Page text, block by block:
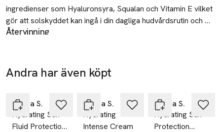
ingredienser som Hyaluronsyra, Squalan och Vitamin E vilket
gör att solskyddet kan ingå i din dagliga hudvårdsrutin och
ersätta din vanliga dagkräm när du behöver ett högre SPF.
vattenresistenta formuleringen gör att den passar bra att
använda om du ska sporta och svettas utomhus.
Återvinning
Apply generously before sun exposure. Reapply frequently,
insufficient amount of product will significantly reduce the
level of sun protection. Keep small children out of direct
sunlight. Warning: Excessive exposure to the sun is
Andra har även köpt
Emma S.
Hydrating Sun
Fluid Protection
Emma S.
Hydrating
Intense Cream
Emma S.
Hydrating Sun
Protection